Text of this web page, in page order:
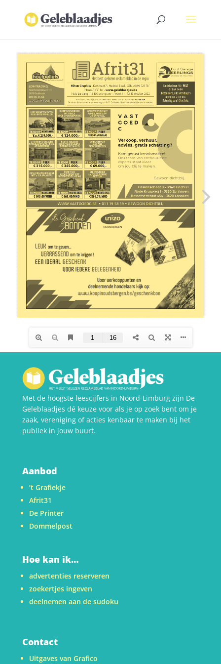
Met de hoogste leescijfers in Noord-Limburg zijn De
Geleblaadjes dé keuze voor als je op zoek bent om je
zaak, vereniging of acties kenbaar te maken bij het
publiek in jouw buurt.
Aanbod
’t Grafiekje
Afrit31
De Printer
Dommelpost
Hoe kan ik…
advertenties reserveren
zoekertjes ingeven
deelnemen aan de sudoku
Contact
Uitgaves van Grafico